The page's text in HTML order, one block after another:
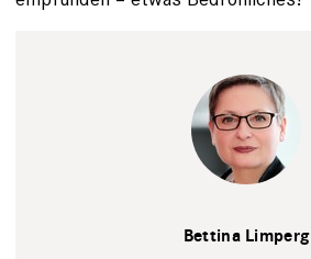
Bettina Limperg